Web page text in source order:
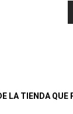
LA TIENDA QUE